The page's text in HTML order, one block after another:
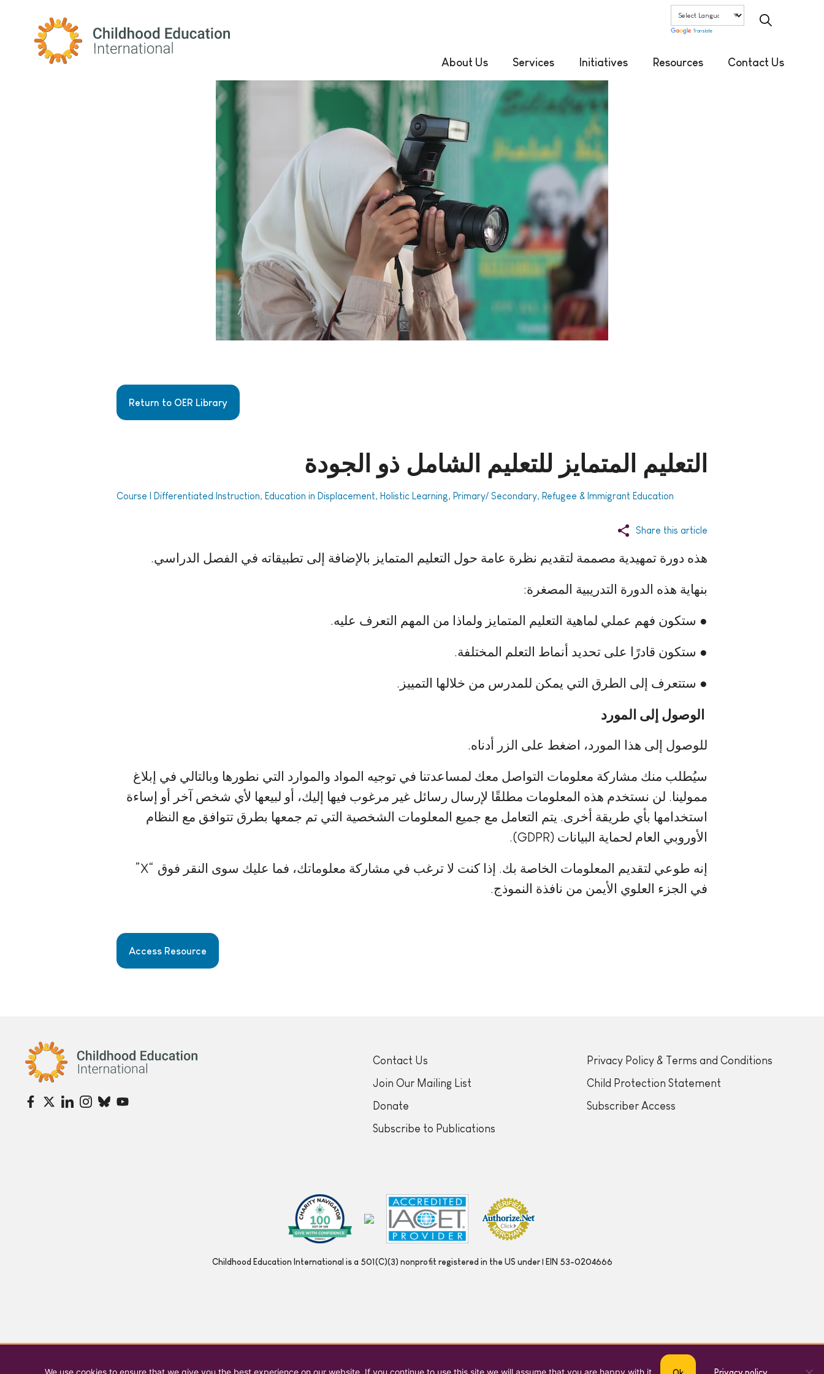
Childhood Education International
Translate
About Us Services Initiatives Resources Contact Us
Return to OER Library
التعليم المتمايز للتعليم الشامل ذو الجودة
Course | Differentiated Instruction, Education in Displacement, Holistic Learning, Primary/ Secondary, Refugee & Immigrant Education
Share this article
هذه دورة تمهيدية مصممة لتقديم نظرة عامة حول التعليم المتمايز بالإضافة إلى تطبيقاته في الفصل الدراسي.
بنهاية هذه الدورة التدريبية المصغرة:
● ستكون فهم عملي لماهية التعليم المتمايز ولماذا من المهم التعرف عليه.
● ستكون قادرًا على تحديد أنماط التعلم المختلفة.
● ستتعرف إلى الطرق التي يمكن للمدرس من خلالها التمييز.
الوصول إلى المورد
للوصول إلى هذا المورد، اضغط على الزر أدناه.
سيُطلب منك مشاركة معلومات التواصل معك لمساعدتنا في توجيه المواد والموارد التي نطورها وبالتالي في إبلاغ
ممولينا. لن نستخدم هذه المعلومات مطلقًا لإرسال رسائل غير مرغوب فيها إليك، أو لبيعها لأي شخص آخر أو إساءة
استخدامها بأي طريقة أخرى. يتم التعامل مع جميع المعلومات الشخصية التي تم جمعها بطرق تتوافق مع النظام
الأوروبي العام لحماية البيانات (GDPR).
إنه طوعي لتقديم المعلومات الخاصة بك. إذا كنت لا ترغب في مشاركة معلوماتك، فما عليك سوى النقر فوق “X”
في الجزء العلوي الأيمن من نافذة النموذج.
Access Resource
Childhood Education International
Contact Us
Join Our Mailing List
Donate
Subscribe to Publications
Privacy Policy & Terms and Conditions
Child Protection Statement
Subscriber Access
Childhood Education International is a 501(C)(3) nonprofit registered in the US under | EIN 53-0204666
We use cookies to ensure that we give you the best experience on our website. If you continue to use this site we will assume that you are happy with it.